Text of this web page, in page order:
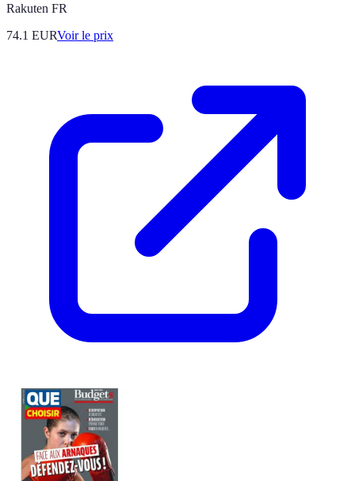
Rakuten FR
74.1 EURVoir le prix